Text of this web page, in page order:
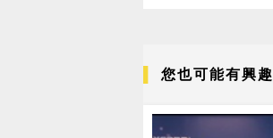
您也可能有興趣